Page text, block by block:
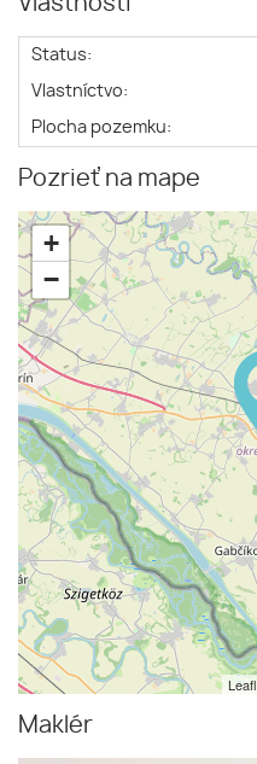
Status:
Vlastníctvo:
Plocha pozemku:
Pozrieť na mape
+
−
Maklér